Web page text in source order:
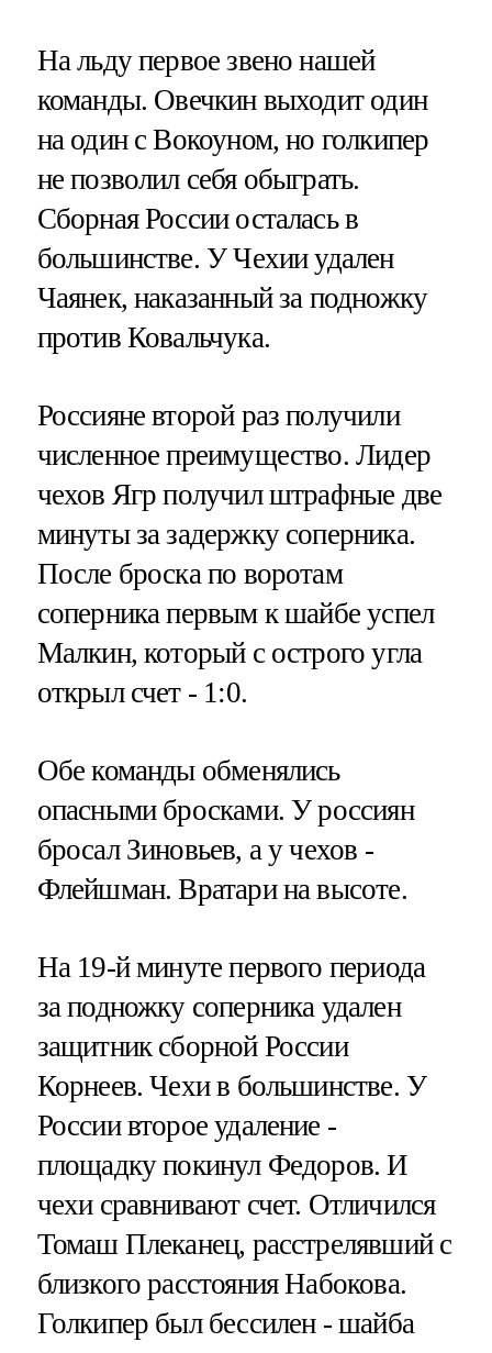
На льду первое звено нашей
команды. Овечкин выходит один
на один с Вокоуном, но голкипер
не позволил себя обыграть.
Сборная России осталась в
большинстве. У Чехии удален
Чаянек, наказанный за подножку
против Ковальчука.
Россияне второй раз получили
численное преимущество. Лидер
чехов Ягр получил штрафные две
минуты за задержку соперника.
После броска по воротам
соперника первым к шайбе успел
Малкин, который с острого угла
открыл счет - 1:0.
Обе команды обменялись
опасными бросками. У россиян
бросал Зиновьев, а у чехов -
Флейшман. Вратари на высоте.
На 19-й минуте первого периода
за подножку соперника удален
защитник сборной России
Корнеев. Чехи в большинстве. У
России второе удаление -
площадку покинул Федоров. И
чехи сравнивают счет. Отличился
Томаш Плеканец, расстрелявший с
близкого расстояния Набокова.
Голкипер был бессилен - шайба